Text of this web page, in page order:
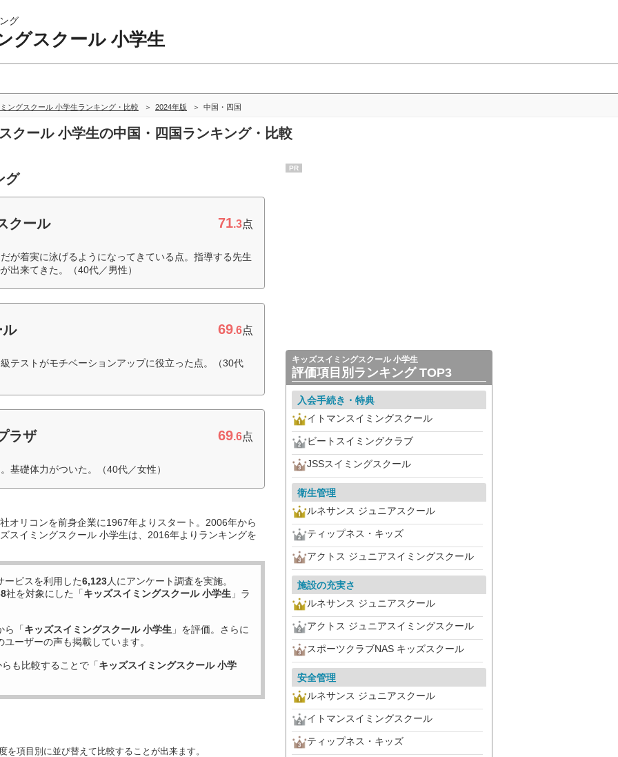
グ
グスクール 小学生
ングスクール 小学生ランキング・比較 2024年版 中国・四国
クール 小学生の中国・四国ランキング・比較
グ
クール 71.3点
が着実に泳げるようになってきている点。指導する先生
出来てきた。（40代／男性）
ル 69.6点
テストがモチベーションアップに役立った点。（30代
ラザ 69.6点
基礎体力がついた。（40代／女性）
オリコンを前身企業に1967年よりスタート。2006年から
スイミングスクール 小学生は、2016年よりランキングを
ービスを利用した6,123人にアンケート調査を実施。
社を対象にした「キッズスイミングスクール 小学生 」ラ
ら「キッズスイミングスクール 小学生 」を評価。さらに
ーザーの声も掲載しています。
も比較することで「キッズスイミングスクール 小学
項目別に並び替えて比較することが出来ます。
PR
キッズスイミングスクール 小学生
評価項目別ランキング TOP3
入会手続き・特典
イトマンスイミングスクール
ビートスイミングクラブ
JSSスイミングスクール
衛生管理
ルネサンス ジュニアスクール
ティップネス・キッズ
アクトス ジュニアスイミングスクール
施設の充実さ
ルネサンス ジュニアスクール
アクトス ジュニアスイミングスクール
スポーツクラブNAS キッズスクール
安全管理
ルネサンス ジュニアスクール
イトマンスイミングスクール
ティップネス・キッズ